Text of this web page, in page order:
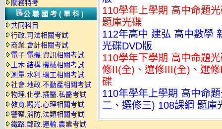
關務特考
公職國考(單科)
共同科目
行政.司法相關考試
商業.會計相關考試
電子.電機.資訊相關考試
土木.結構.機械相關考試
測量.水利.環工相關考試
社會.地政.不動產相關考試
物理.化學.插醫.私醫考試
教育.觀光.心理相關考試
警察,消防,法類相關考試
鐵路.郵政.運輸.農業考試
110學年上學期 高中命題
題庫光碟
112年高中 建弘 高中數學
光碟DVD版
110學年下學期 高中命題
修II(全)、選修III(全)、選
碟
110年學年上學期 高中命
二、選修三) 108課綱 題庫